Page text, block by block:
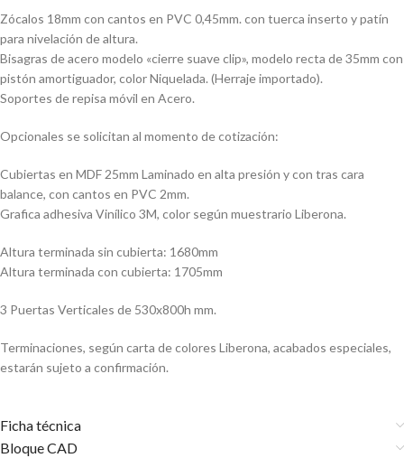
Zócalos 18mm con cantos en PVC 0,45mm. con tuerca inserto y patín
para nivelación de altura.
Bisagras de acero modelo «cierre suave clip», modelo recta de 35mm con
pistón amortiguador, color Niquelada. (Herraje importado).
Soportes de repisa móvil en Acero.
Opcionales se solicitan al momento de cotización:
Cubiertas en MDF 25mm Laminado en alta presión y con tras cara
balance, con cantos en PVC 2mm.
Grafica adhesiva Vinílico 3M, color según muestrario Liberona.
Altura terminada sin cubierta: 1680mm
Altura terminada con cubierta: 1705mm
3 Puertas Verticales de 530x800h mm.
Terminaciones, según carta de colores Liberona, acabados especiales,
estarán sujeto a confirmación.
Ficha técnica
Bloque CAD